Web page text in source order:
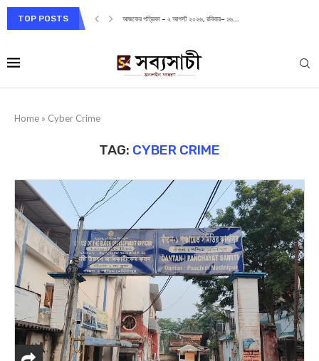
TOP POSTS আজকের পত্রিকা – ২ আগস্ট ২০২৬, রবিবার– ১৬...
Home » Cyber Crime
TAG: CYBER CRIME